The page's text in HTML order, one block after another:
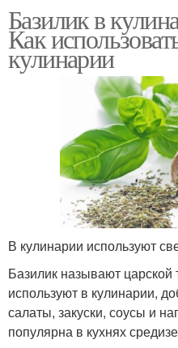
Базилик в
Как
кулинарии
В кулинарии используют
Базилик называют
используют в кулинарии,
салаты, закуски, соусы и
популярна в кухнях